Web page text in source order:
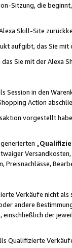
Sitzung, die
Skill-Site
aufgibt, das Sie mit
Sie mit der Alexa
in den
Action
vorgestellt
„
Preisnachlässe,
Verkäufe nicht
andere
der
Qualifizierte